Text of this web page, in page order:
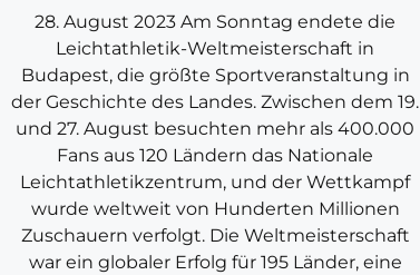
28. August 2023 Am Sonntag endete die
Leichtathletik-Weltmeisterschaft in
Budapest, die größte Sportveranstaltung in
der Geschichte des Landes. Zwischen dem 19.
und 27. August besuchten mehr als 400.000
Fans aus 120 Ländern das Nationale
Leichtathletikzentrum, und der Wettkampf
wurde weltweit von Hunderten Millionen
Zuschauern verfolgt. Die Weltmeisterschaft
war ein globaler Erfolg für 195 Länder, eine